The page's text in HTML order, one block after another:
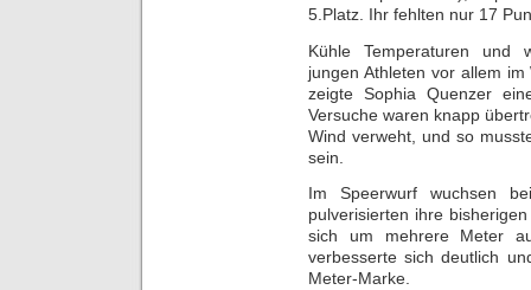
5.Platz. Ihr fehlten nur 17
Kühle Temperaturen und
jungen Athleten vor allem
zeigte Sophia Quenzer
Versuche waren knapp
Wind verweht, und so
sein.
Im Speerwurf wuchsen
pulverisierten ihre
sich um mehrere Meter
verbesserte sich deutlich
Meter-Marke.